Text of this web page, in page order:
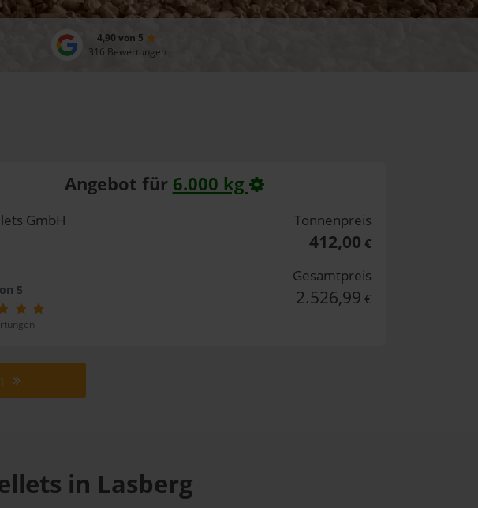
4,90 von 5
316 Bewertungen
Angebot für 6.000 kg
GmbH
5
Tonnenpreis
412,00 €
Gesamtpreis
2.526,99 €
in Lasberg